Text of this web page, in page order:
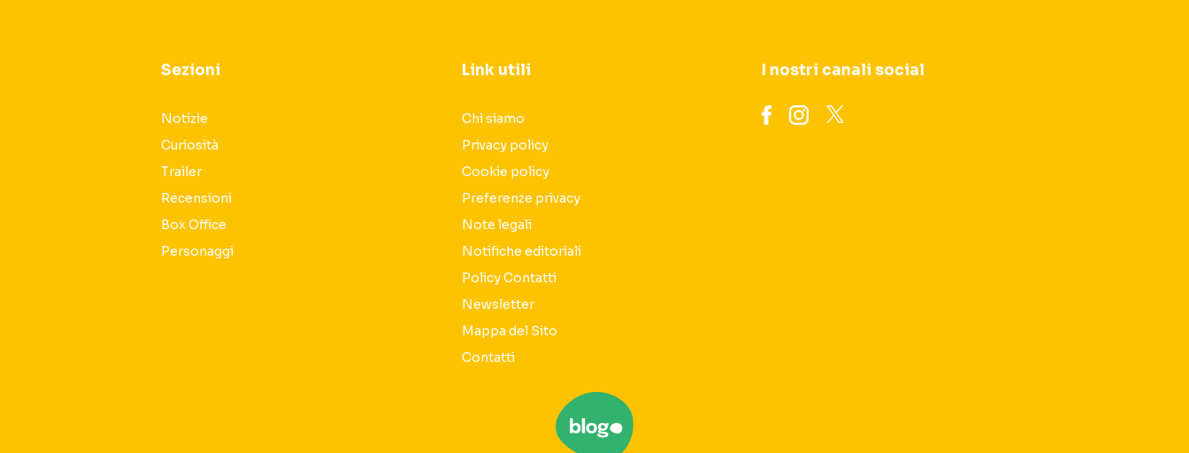
Sezioni
Notizie
Curiosità
Trailer
Recensioni
Box Office
Personaggi
Link utili
Chi siamo
Privacy policy
Cookie policy
Preferenze privacy
Note legali
Notifiche editoriali
Policy Contatti
Newsletter
Mappa del Sito
Contatti
I nostri canali social